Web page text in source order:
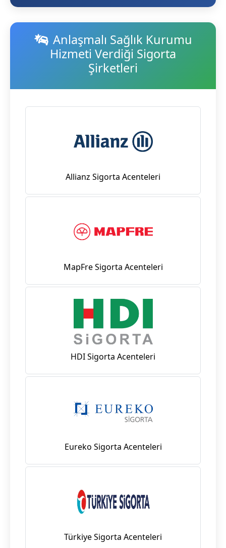
Anlaşmalı Sağlık Kurumu
Hizmeti Verdiği Sigorta
Şirketleri
Allianz Sigorta Acenteleri
MapFre Sigorta Acenteleri
HDI Sigorta Acenteleri
Eureko Sigorta Acenteleri
Türkiye Sigorta Acenteleri